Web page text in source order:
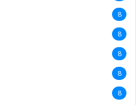
8
8
8
8
8